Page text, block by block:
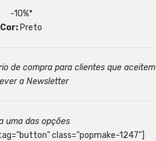
-10%*
Cor: Preto
de compra para clientes que aceitem
a Newsletter
uma das opções
class="popmake-1247"]